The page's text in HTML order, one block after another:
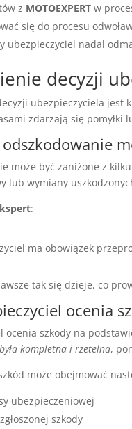
z MOTOEXPERT w
się do procesu
ubezpieczyciel nadal
decyzji
ubezpieczyciela jest
zdarzają się
może być zaniżone z
lub wymiany
:
ma obowiązek
tak się dzieje, co
ocenia
ocenia szkody na
kompletna i rzetelna,
może obejmować
ubezpieczeniowej
szkody